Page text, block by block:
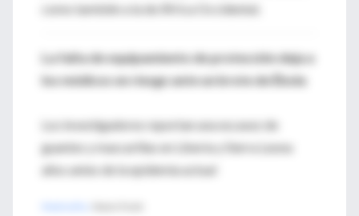
como también a la de África Occidental.
La falta de equipamiento de protección deja a
los médicos en riesgo ante un brote de Ébola
Los investigadores reportan una escasez de
guantes y mascarillas en Liberia y Sierra Leona
años antes de la epidemia actual